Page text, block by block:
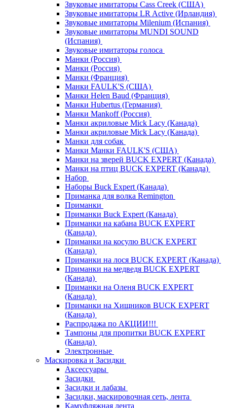
Звуковые имитаторы Cass Creek (США)
Звуковые имитаторы LR Active (Ирландия)
Звуковые имитаторы Milenium (Испания)
Звуковые имитаторы MUNDI SOUND
(Испания)
Звуковые имитаторы голоса
Манки (Россия)
Манки (Россия)
Манки (Франция)
Манки FAULK'S (США)
Манки Helen Baud (Франция)
Манки Hubertus (Германия)
Манки Mankoff (Россия)
Манки акриловые Mick Lacy (Канада)
Манки акриловые Mick Lacy (Канада)
Манки для собак
Манки Манки FAULK'S (США)
Манки на зверей BUCK EXPERT (Канада)
Манки на птиц BUCK EXPERT (Канада)
Набор
Наборы Buck Expert (Канада)
Приманка для волка Remington
Приманки
Приманки Buck Expert (Канада)
Приманки на кабана BUCK EXPERT
(Канада)
Приманки на косулю BUCK EXPERT
(Канада)
Приманки на лося BUCK EXPERT (Канада)
Приманки на медведя BUCK EXPERT
(Канада)
Приманки на Оленя BUCK EXPERT
(Канада)
Приманки на Хищников BUCK EXPERT
(Канада)
Распродажа по АКЦИИ!!!
Тампоны для пропитки BUCK EXPERT
(Канада)
Электронные
Маскировка и Засидки
Аксессуары
Засидки
Засидки и лабазы
Засидки, маскировочная сеть, лента
Камуфляжная лента